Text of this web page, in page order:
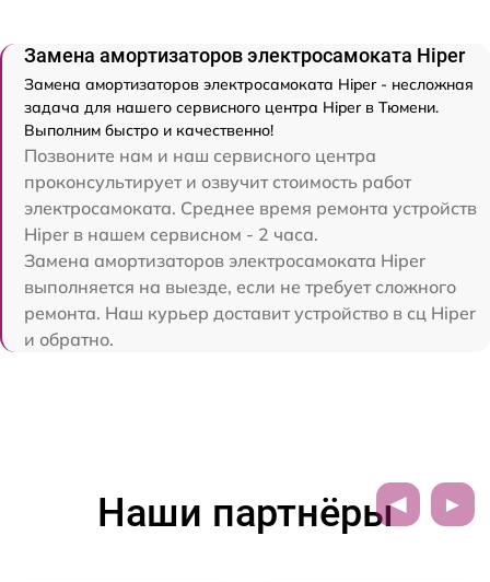
Замена амортизаторов электросамоката Hiper
Замена амортизаторов электросамоката Hiper - несложная
задача для нашего сервисного центра Hiper в Тюмени.
Выполним быстро и качественно!
Позвоните нам и наш сервисного центра
проконсультирует и озвучит стоимость работ
электросамоката. Среднее время ремонта устройств
Hiper в нашем сервисном - 2 часа.
Замена амортизаторов электросамоката Hiper
выполняется на выезде, если не требует сложного
ремонта. Наш курьер доставит устройство в сц Hiper
и обратно.
Наши партнёры